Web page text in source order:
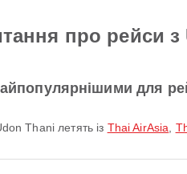
про рейси
для
Thani летять із Thai AirAsia